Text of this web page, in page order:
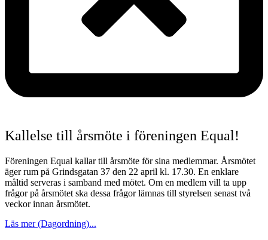
Kallelse till årsmöte i föreningen Equal!
Föreningen Equal kallar till årsmöte för sina medlemmar. Årsmötet
äger rum på Grindsgatan 37 den 22 april kl. 17.30. En enklare
måltid serveras i samband med mötet. Om en medlem vill ta upp
frågor på årsmötet ska dessa frågor lämnas till styrelsen senast två
veckor innan årsmötet.
Läs mer (Dagordning)...